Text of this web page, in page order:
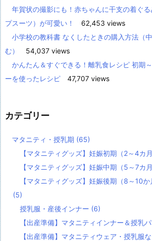
年賀状の撮影にも！赤ちゃんに干支の着ぐ
プスーツ）が可愛い！
62,453 views
小学校の教科書 なくしたときの購入方法（
む）
54,037 views
かんたん＆すぐできる！離乳食レシピ 初期
ーを使ったレシピ
47,707 views
カテゴリー
マタニティ・授乳期 (65)
【マタニティグッズ】妊娠初期（2～4カ
【マタニティグッズ】妊娠中期（5～7カ
【マタニティグッズ】妊娠後期（8～10か
(5)
授乳服・産後インナー (6)
【出産準備】マタニティインナー＆授乳
【出産準備】マタニティウェア・授乳服